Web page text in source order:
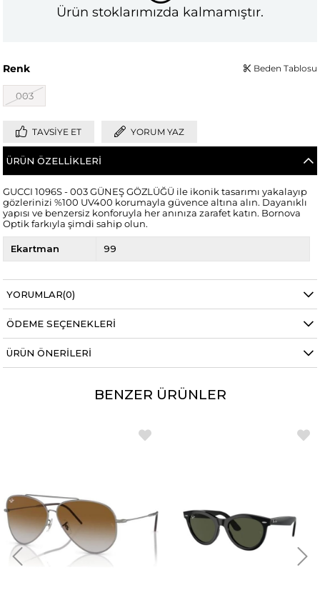
Ürün stoklarımızda kalmamıştır.
Renk
003
Beden Tablosu
TAVSIYE ET YORUM YAZ
ÜRÜN ÖZELLIKLERI
GUCCI 1096S - 003 GÜNEŞ GÖZLÜĞÜ ile ikonik tasarımı yakalayıp
gözlerinizi %100 UV400 korumayla güvence altına alın. Dayanıklı
yapısı ve benzersiz konforuyla her anınıza zarafet katın. Bornova
Optik farkıyla şimdi sahip olun.
Ekartman 99
YORUMLAR(0)
ÖDEME SEÇENEKLERI
ÜRÜN ÖNERILERI
BENZER ÜRÜNLER